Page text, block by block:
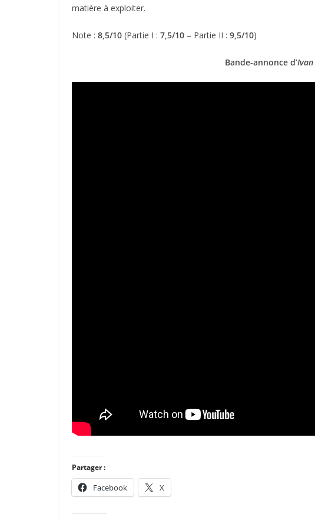
matière à exploiter.
Note : 8,5/10 (Partie I : 7,5/10 – Partie II : 9,5/10)
Bande-annonce d’
Partager :
Facebook X